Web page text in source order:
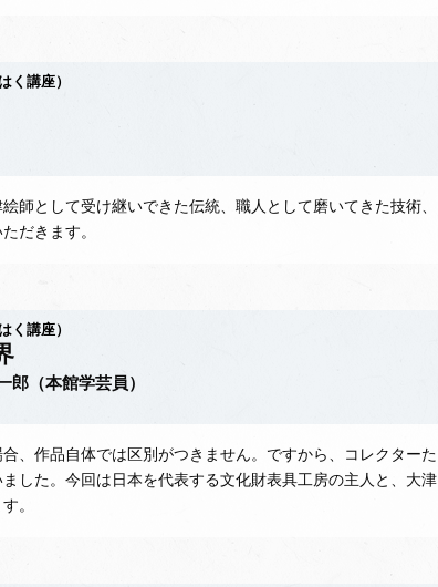
く講座）
師として受け継いできた伝統、職人として磨いてきた技術、
だきます。
く講座）
郎（本館学芸員）
、作品自体では区別がつきません。ですから、コレクターた
した。今回は日本を代表する文化財表具工房の主人と、大津
。